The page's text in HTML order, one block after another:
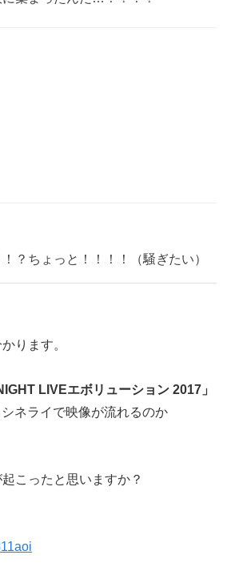
？ちょっと！！！！（騒ぎたい）
ります。
LIVEエボリューション 2017」
ネライで映像が流れるのか
こったと思いますか？